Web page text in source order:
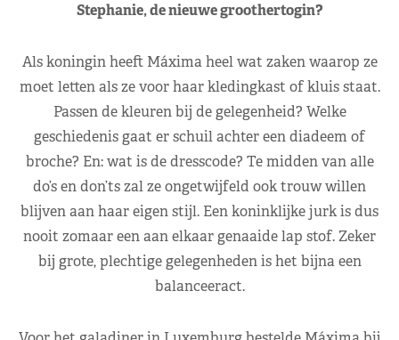
Stephanie, de nieuwe groothertogin?
Als koningin heeft Máxima heel wat zaken waarop ze
moet letten als ze voor haar kledingkast of kluis staat.
Passen de kleuren bij de gelegenheid? Welke
geschiedenis gaat er schuil achter een diadeem of
broche? En: wat is de dresscode? Te midden van alle
do’s en don’ts zal ze ongetwijfeld ook trouw willen
blijven aan haar eigen stijl. Een koninklijke jurk is dus
nooit zomaar een aan elkaar genaaide lap stof. Zeker
bij grote, plechtige gelegenheden is het bijna een
balanceeract.